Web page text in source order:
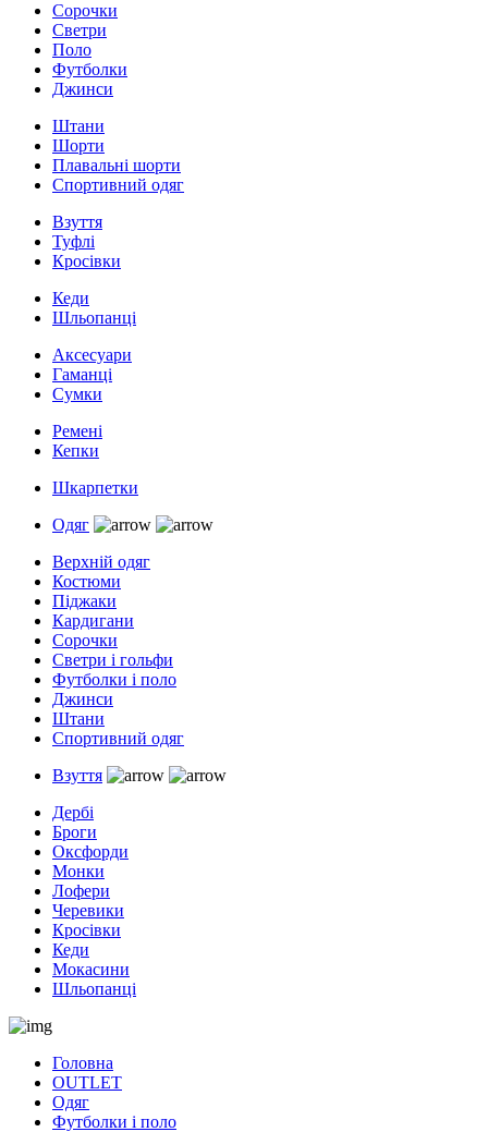
Сорочки
Светри
Поло
Футболки
Джинси
Штани
Шорти
Плавальні шорти
Спортивний одяг
Взуття
Туфлі
Кросівки
Кеди
Шльопанці
Аксесуари
Гаманці
Сумки
Ремені
Кепки
Шкарпетки
Одяг
Верхній одяг
Костюми
Піджаки
Кардигани
Сорочки
Светри і гольфи
Футболки і поло
Джинси
Штани
Спортивний одяг
Взуття
Дербі
Броги
Оксфорди
Монки
Лофери
Черевики
Кросівки
Кеди
Мокасини
Шльопанці
Головна
OUTLET
Одяг
Футболки і поло